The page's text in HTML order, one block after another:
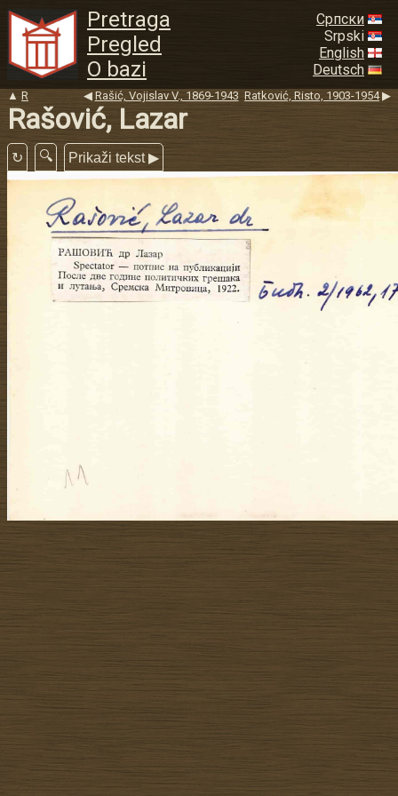
Pretraga
Pregled
O bazi
Српски
Srpski
English
Deutsch
▲ R ◀ Rašić, Vojislav V., 1869-1943 Ratković, Risto, 1903-1954▶
Rašović, Lazar